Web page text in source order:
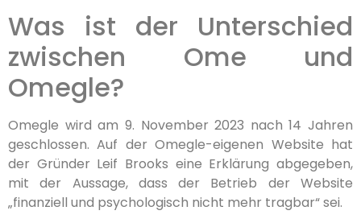
Was ist der Unterschied
zwischen Ome und
Omegle?
Omegle wird am 9. November 2023 nach 14 Jahren
geschlossen. Auf der Omegle-eigenen Website hat
der Gründer Leif Brooks eine Erklärung abgegeben,
mit der Aussage, dass der Betrieb der Website
„finanziell und psychologisch nicht mehr tragbar“ sei.